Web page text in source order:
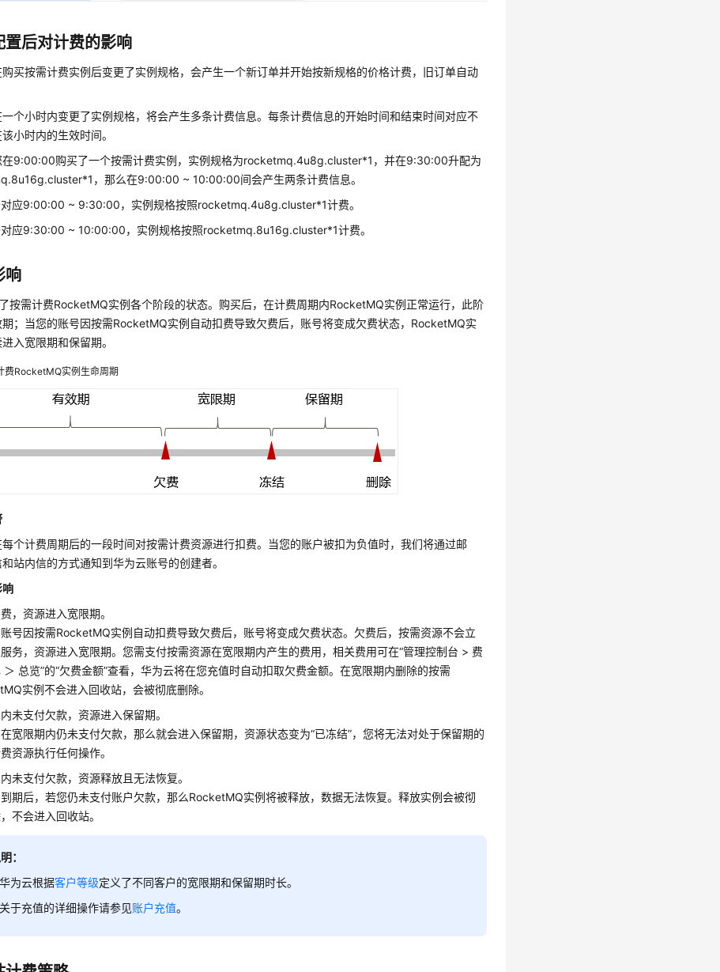
置后对计费的影响
买按需计费实例后变更了实例规格，会产生一个新订单并开始按新规格的价格计费，旧订单自动
个小时内变更了实例规格，将会产生多条计费信息。每条计费信息的开始时间和结束时间对应不
小时内的生效时间。
在9:00:00购买了一个按需计费实例，实例规格为rocketmq.4u8g.cluster*1，并在9:30:00升配为
，那么在9:00:00 ~ 10:00:00间会产生两条计费信息。
应9:00:00 ~ 9:30:00，实例规格按照rocketmq.4u8g.cluster*1计费。
应9:30:00 ~ 10:00:00，实例规格按照rocketmq.8u16g.cluster*1计费。
响
按需计费RocketMQ实例各个阶段的状态。购买后，在计费周期内RocketMQ实例正常运行，此阶
；当您的账号因按需RocketMQ实例自动扣费导致欠费后，账号将变成欠费状态，RocketMQ实
入宽限期和保留期。
费RocketMQ实例生命周期
每个计费周期后的一段时间对按需计费资源进行扣费。当您的账户被扣为负值时，我们将通过邮
站内信的方式通知到华为云账号的创建者。
响
，资源进入宽限期。
号因按需RocketMQ实例自动扣费导致欠费后，账号将变成欠费状态。欠费后，按需资源不会立
务，资源进入宽限期。您需支付按需资源在宽限期内产生的费用，相关费用可在“管理控制台 > 费
＞ 总览”的“欠费金额”查看，华为云将在您充值时自动扣取欠费金额。在宽限期内删除的按需
实例不会进入回收站，会被彻底删除。
未支付欠款，资源进入保留期。
宽限期内仍未支付欠款，那么就会进入保留期，资源状态变为“已冻结”，您将无法对处于保留期的
资源执行任何操作。
未支付欠款，资源释放且无法恢复。
期后，若您仍未支付账户欠款，那么RocketMQ实例将被释放，数据无法恢复。释放实例会被彻
不会进入回收站。
：
华为云根据客户等级定义了不同客户的宽限期和保留期时长。
关于充值的详细操作请参见账户充值。